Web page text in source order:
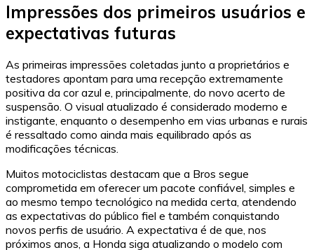
Impressões dos primeiros usuários e
expectativas futuras
As primeiras impressões coletadas junto a proprietários e
testadores apontam para uma recepção extremamente
positiva da cor azul e, principalmente, do novo acerto de
suspensão. O visual atualizado é considerado moderno e
instigante, enquanto o desempenho em vias urbanas e rurais
é ressaltado como ainda mais equilibrado após as
modificações técnicas.
Muitos motociclistas destacam que a Bros segue
comprometida em oferecer um pacote confiável, simples e
ao mesmo tempo tecnológico na medida certa, atendendo
as expectativas do público fiel e também conquistando
novos perfis de usuário. A expectativa é de que, nos
próximos anos, a Honda siga atualizando o modelo com